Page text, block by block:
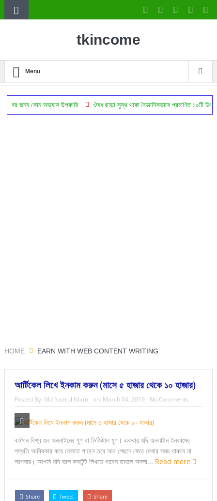
tkincome
Menu
অভ্যাস উপকারি ঔষধ ছাড়া সুস্থ থাকা বৈজ্ঞানিকভাবে প্রমাণিত ১০টি উপায়
HOME EARN WITH WEB CONTENT WRITING
আর্টিকেল লিখে ইনকাম করুন (মাসে ৫ হাজার থেকে ১০ হাজার)
Posted By: Md Nazrul Islam on: March 04, 2019 No Comments
বর্তমান বিশ্ব হল অনলাইনের যুগ বা ডিজিটাল যুগ। একবার যদি অনলাইন ইনকামের
পদ্ধতি আবিষ্কার করে ফেলতে পারেন তবে আর পেছনে ফেরে দেখার সময় থাকবে না
আপনার। আপনি যদি ভাল কনটেন্ট লিখতে পারেন তাহলে অনলা... Read more
Share Tweet Share